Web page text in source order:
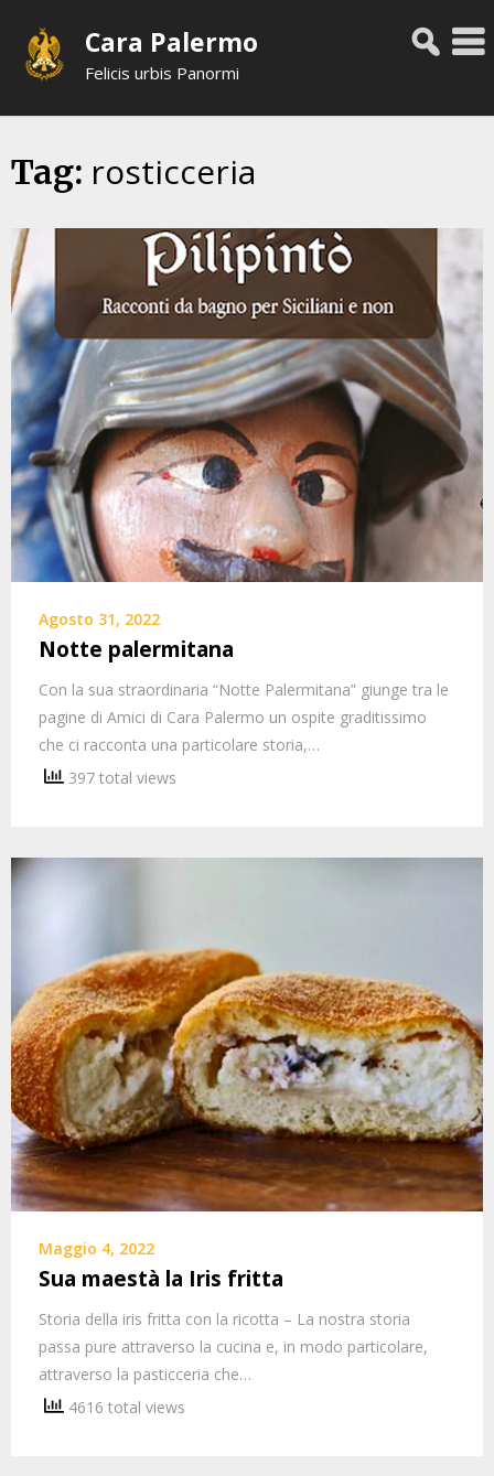
content
Cara Palermo
Felicis urbis Panormi
Tag: rosticceria
Agosto 31, 2022
Notte palermitana
Con la sua straordinaria “Notte Palermitana” giunge tra le
pagine di Amici di Cara Palermo un ospite graditissimo
che ci racconta una particolare storia,…
397 total views
Maggio 4, 2022
Sua maestà la Iris fritta
Storia della iris fritta con la ricotta – La nostra storia
passa pure attraverso la cucina e, in modo particolare,
attraverso la pasticceria che…
4616 total views